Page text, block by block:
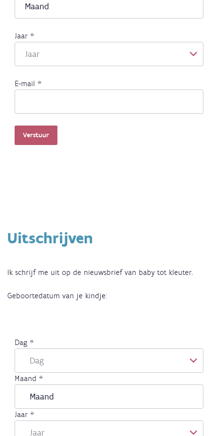
Uitschrijven
Ik schrijf me uit op de nieuwsbrief van baby tot kleuter.
Geboortedatum van je kindje: